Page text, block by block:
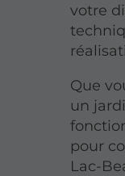
votre
Que
un
pour
Lac-